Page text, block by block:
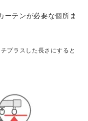
テンが必要な個所ま
ラスした長さにすると